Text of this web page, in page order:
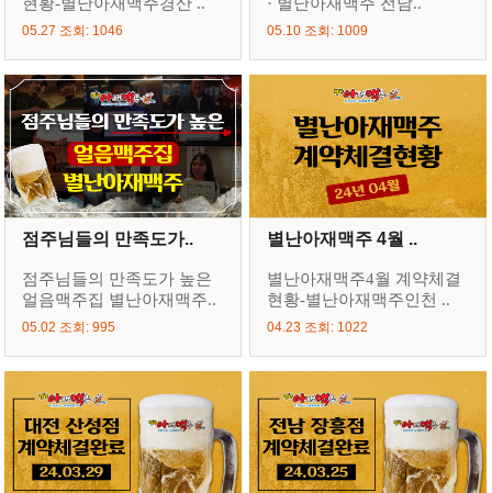
05.27 조회: 1046 05.10 조회: 1009
점주님들의 만족도가..
점주님들의 만족도가 높은
얼음맥주집 별난아재맥주..
05.02 조회: 995
별난아재맥주 4월 ..
별난아재맥주4월 계약체결
현황-별난아재맥주인천 ..
04.23 조회: 1022